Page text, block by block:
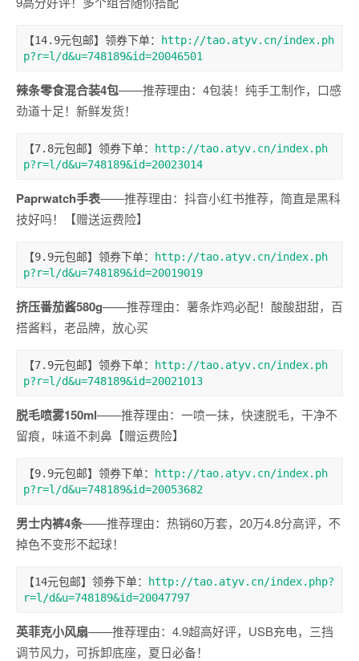
【14.9元包邮】领券下单：
http://tao.atyv.cn/index.ph
p?r=l/d&u=748189&id=20046501
辣条零食混合装4包——推荐理由：4包装！纯手工制作，口感
劲道十足！新鲜发货！
【7.8元包邮】领券下单：
http://tao.atyv.cn/index.ph
p?r=l/d&u=748189&id=20023014
Paprwatch手表——推荐理由：抖音小红书推荐，简直是黑科
技好吗！【赠送运费险】
【9.9元包邮】领券下单：
http://tao.atyv.cn/index.ph
p?r=l/d&u=748189&id=20019019
挤压番茄酱580g——推荐理由：薯条炸鸡必配！酸酸甜甜，百
搭酱料，老品牌，放心买
【7.9元包邮】领券下单：
http://tao.atyv.cn/index.ph
p?r=l/d&u=748189&id=20021013
脱毛喷雾150ml——推荐理由：一喷一抹，快速脱毛，干净不
留痕，味道不刺鼻【赠运费险】
【9.9元包邮】领券下单：
http://tao.atyv.cn/index.ph
p?r=l/d&u=748189&id=20053682
男士内裤4条——推荐理由：热销60万套，20万4.8分高评，不
掉色不变形不起球！
【14元包邮】领券下单：
http://tao.atyv.cn/index.php?
r=l/d&u=748189&id=20047797
英菲克小风扇——推荐理由：4.9超高好评，USB充电，三挡
调节风力，可拆卸底座，夏日必备！